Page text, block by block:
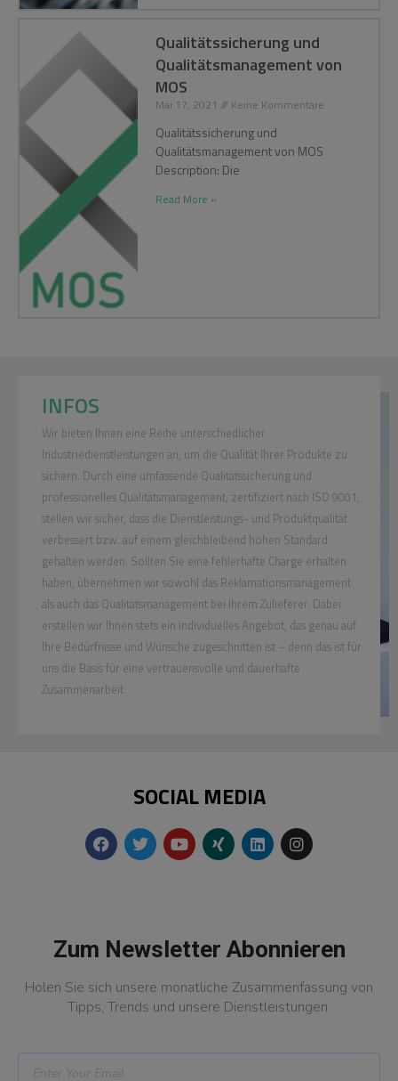
Qualitätssicherung und
Qualitätsmanagement von
MOS
Mai 17, 2021 Keine Kommentare
Qualitätssicherung und
Qualitätsmanagement von MOS
Description: Die
Read More »
INFOS
Wir bieten Ihnen eine Reihe unterschiedlicher
Industriedienstleistungen an, um die Qualität Ihrer Produkte zu
sichern. Durch eine umfassende Qualitätssicherung und
professionelles Qualitätsmanagement, zertifiziert nach ISO 9001,
stellen wir sicher, dass die Dienstleistungs- und Produktqualität
verbessert bzw. auf einem gleichbleibend hohen Standard
gehalten werden. Sollten Sie eine fehlerhafte Charge erhalten
haben, übernehmen wir sowohl das Reklamationsmanagement
als auch das Qualitätsmanagement bei Ihrem Zulieferer. Dabei
erstellen wir Ihnen stets ein individuelles Angebot, das genau auf
Ihre Bedürfnisse und Wünsche zugeschnitten ist – denn das ist für
uns die Basis für eine vertrauensvolle und dauerhafte
Zusammenarbeit.
SOCIAL MEDIA
Zum Newsletter Abonnieren
Holen Sie sich unsere monatliche Zusammenfassung von
Tipps, Trends und unsere Dienstleistungen.